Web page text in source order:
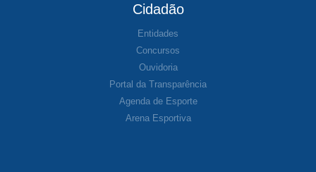
Cidadão
Entidades
Concursos
Ouvidoria
Portal da Transparência
Agenda de Esporte
Arena Esportiva